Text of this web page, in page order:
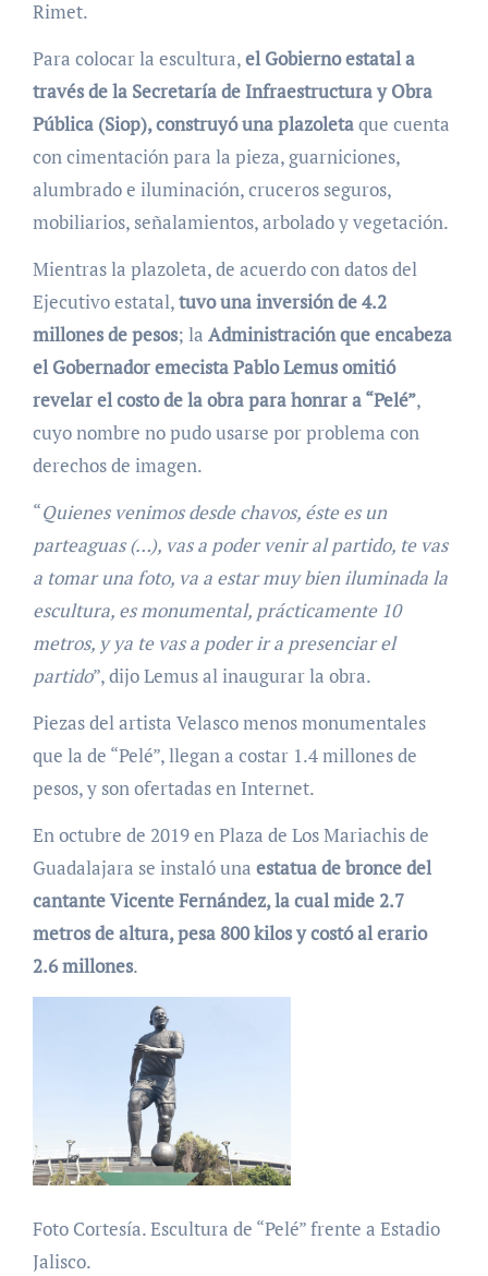
Rimet.
Para colocar la escultura,el Gobierno estatal a
través de la Secretaría de Infraestructura y Obra
Pública (Siop), construyó una plazoletaque cuenta
con cimentación para la pieza, guarniciones,
alumbrado e iluminación, cruceros seguros,
mobiliarios, señalamientos, arbolado y vegetación.
Mientras la plazoleta, de acuerdo con datos del
Ejecutivo estatal,tuvo una inversión de 4.2
millones de pesos; la Administración que encabeza
el Gobernador emecista Pablo Lemus omitió
revelar el costo de la obra para honrar a “Pelé”,
cuyo nombre no pudo usarse por problema con
derechos de imagen.
“Quienes venimos desde chavos, éste es un
parteaguas (…), vas a poder venir al partido, te vas
a tomar una foto, va a estar muy bien iluminada la
escultura, es monumental, prácticamente 10
metros, y ya te vas a poder ir a presenciar el
partido”, dijo Lemus al inaugurar la obra.
Piezas del artista Velasco menos monumentales
que la de “Pelé”, llegan a costar 1.4 millones de
pesos, y son ofertadas en Internet.
En octubre de 2019 en Plaza de Los Mariachis de
Guadalajara se instaló una estatua de bronce del
cantante Vicente Fernández, la cual mide 2.7
metros de altura, pesa 800 kilos y costó al erario
2.6 millones.
Foto Cortesía. Escultura de “Pelé” frente a Estadio
Jalisco.